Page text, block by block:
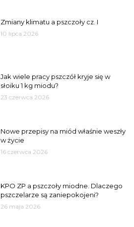
Zmiany klimatu a pszczoły cz. I
10 lipca 2026
Jak wiele pracy pszczół kryje się w
słoiku 1 kg miodu?
23 czerwca 2026
Nowe przepisy na miód właśnie weszły
w życie
16 czerwca 2026
KPO ZP a pszczoły miodne. Dlaczego
pszczelarze są zaniepokojeni?
26 maja 2026